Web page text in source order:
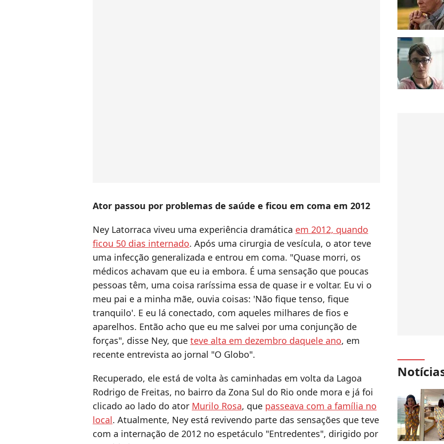
Ator passou por problemas de saúde e ficou em coma em 2012
Ney Latorraca viveu uma experiência dramática em 2012, quando
ficou 50 dias internado. Após uma cirurgia de vesícula, o ator teve
uma infecção generalizada e entrou em coma. "Quase morri, os
médicos achavam que eu ia embora. É uma sensação que poucas
pessoas têm, uma coisa raríssima essa de quase ir e voltar. Eu vi o
meu pai e a minha mãe, ouvia coisas: 'Não fique tenso, fique
tranquilo'. E eu lá conectado, com aqueles milhares de fios e
aparelhos. Então acho que eu me salvei por uma conjunção de
forças", disse Ney, que teve alta em dezembro daquele ano, em
recente entrevista ao jornal "O Globo".
Recuperado, ele está de volta às caminhadas em volta da Lagoa
Rodrigo de Freitas, no bairro da Zona Sul do Rio onde mora e já foi
clicado ao lado do ator Murilo Rosa, que passeava com a família no
local. Atualmente, Ney está revivendo parte das sensações que teve
com a internação de 2012 no espetáculo "Entredentes", dirigido por